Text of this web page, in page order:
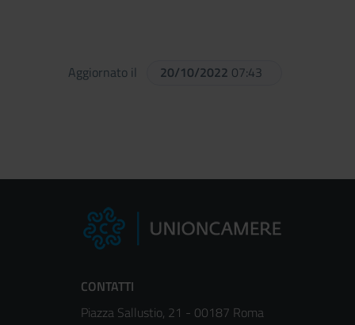
Aggiornato il 20/10/2022 07:43
CONTATTI
Piazza Sallustio, 21 - 00187 Roma